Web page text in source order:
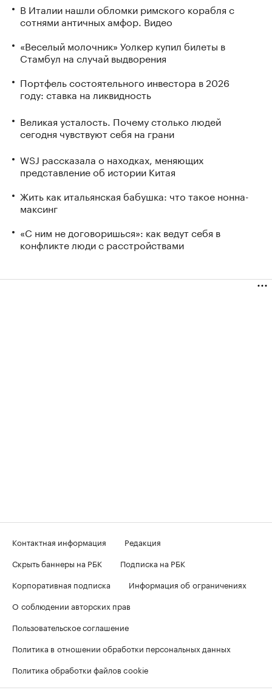
В Италии нашли обломки римского корабля с
сотнями античных амфор. Видео
«Веселый молочник» Уолкер купил билеты в
Стамбул на случай выдворения
Портфель состоятельного инвестора в 2026
году: ставка на ликвидность
Великая усталость. Почему столько людей
сегодня чувствуют себя на грани
WSJ рассказала о находках, меняющих
представление об истории Китая
Жить как итальянская бабушка: что такое нонна-
максинг
«С ним не договоришься»: как ведут себя в
конфликте люди с расстройствами
Контактная информация
Редакция
Скрыть баннеры на РБК
Подписка на РБК
Корпоративная подписка
Информация об ограничениях
О соблюдении авторских прав
Пользовательское соглашение
Политика в отношении обработки персональных данных
Политика обработки файлов cookie